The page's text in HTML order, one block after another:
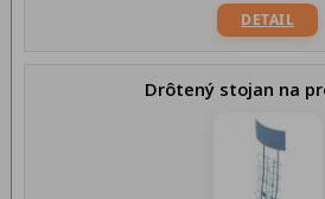
DETAIL
Drôtený stojan na